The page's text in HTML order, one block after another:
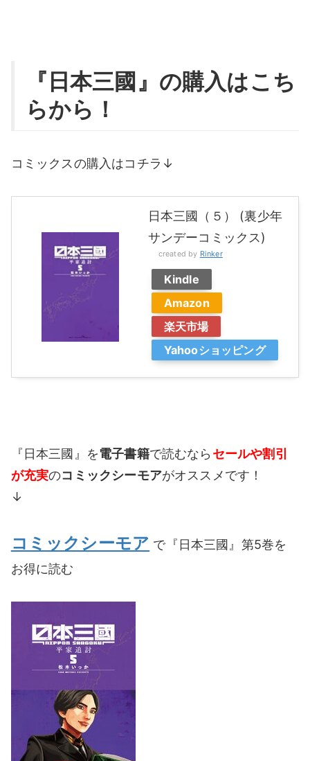
『日本三國』の購入はこち
らから！
コミックスの購入はコチラ↓
日本三國（５） (裏少年
サンデーコミックス)
created by Rinker
Kindle
Amazon
楽天市場
Yahooショッピング
『日本三國』を電子書籍で読むなら セールや割引
が充実のコミックシーモアがオススメです！
↓
コミックシーモア で『日本三國』第5巻を
お得に読む